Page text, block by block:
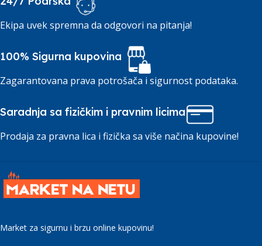
Ekipa uvek spremna da odgovori na pitanja!
100% Sigurna kupovina
Zagarantovana prava potrošača i sigurnost podataka.
Saradnja sa fizičkim i pravnim licima
Prodaja za pravna lica i fizička sa više načina kupovine!
Market za sigurnu i brzu online kupovinu!